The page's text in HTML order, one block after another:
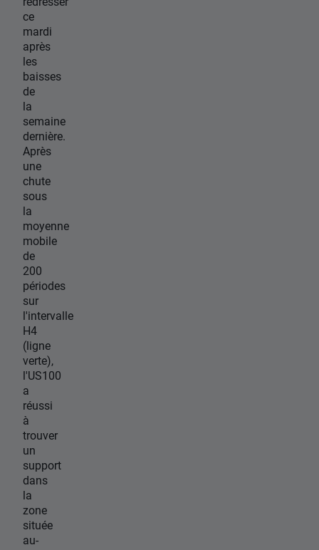
ce
mardi
après
les
baisses
de
la
semaine
dernière.
Après
une
chute
sous
la
moyenne
mobile
de
200
périodes
sur
l'intervalle
H4
(ligne
verte),
l'US100
a
réussi
à
trouver
un
support
dans
la
zone
située
au-